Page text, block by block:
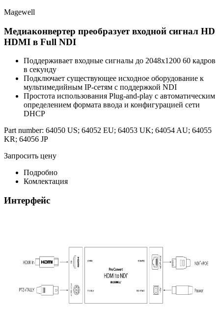
Magewell
Медиаконвертер преобразует входной сигнал HD
HDMI в Full NDI
Поддерживает входные сигналы до 2048x1200 60 кадров
в секунду
Подключает существующее исходное оборудование к
мультимедийным IP-сетям с поддержкой NDI
Простота использования Plug-and-play с автоматическим
определением формата ввода и конфигурацией сети
DHCP
Part number: 64050 US; 64052 EU; 64053 UK; 64054 AU; 64055
KR; 64056 JP
Запросить цену
Подробно
Комлектация
Интерфейс